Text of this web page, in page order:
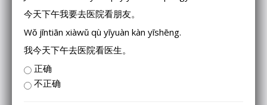
今天下午我要去医院看朋友。
Wǒ jīntiān xiàwǔ qù yīyuàn kàn yīshēng.
我今天下午去医院看医生。
正确
不正确